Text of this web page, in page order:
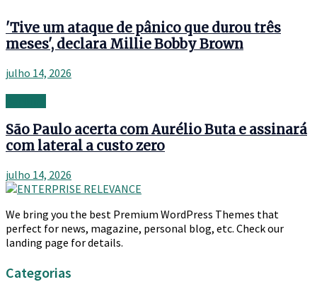
'Tive um ataque de pânico que durou três
meses', declara Millie Bobby Brown
julho 14, 2026
São Paulo acerta com Aurélio Buta e assinará
com lateral a custo zero
julho 14, 2026
We bring you the best Premium WordPress Themes that
perfect for news, magazine, personal blog, etc. Check our
landing page for details.
Categorias